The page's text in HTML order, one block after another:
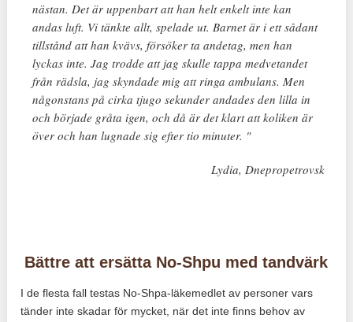
nästan. Det är uppenbart att han helt enkelt inte kan
andas luft. Vi tänkte allt, spelade ut. Barnet är i ett sådant
tillstånd att han kvävs, försöker ta andetag, men han
lyckas inte. Jag trodde att jag skulle tappa medvetandet
från rädsla, jag skyndade mig att ringa ambulans. Men
någonstans på cirka tjugo sekunder andades den lilla in
och började gråta igen, och då är det klart att koliken är
över och han lugnade sig efter tio minuter. "
Lydia, Dnepropetrovsk
Bättre att ersätta No-Shpu med tandvärk
I de flesta fall testas No-Shpa-läkemedlet av personer vars
tänder inte skadar för mycket, när det inte finns behov av